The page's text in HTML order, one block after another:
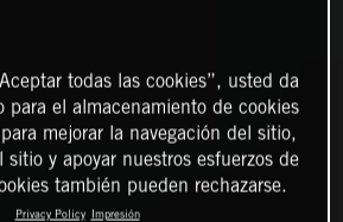
todas las cookies”, usted da
para el almacenamiento de cookies
mejorar la navegación del sitio,
sitio y apoyar nuestros esfuerzos de
también pueden rechazarse.
Privacy Policy Impresión